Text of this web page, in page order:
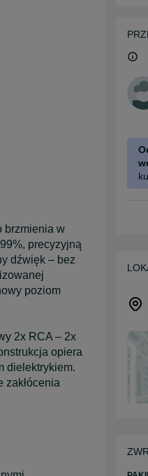
brzmienia w
precyzyjną
dźwięk – bez
poziom
2x RCA – 2x
opiera
dielektrykiem.
zakłócenia